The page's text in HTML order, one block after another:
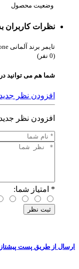
وضعیت محصول
نظرات کاربران
تایمر برند آلمانی WorkZone
(0 نفر)
شما هم می توانید در
افزودن نظر جدید
افزودن نظر جدید
* امتیاز شما:
ارسال از طریق پست پیشتاز